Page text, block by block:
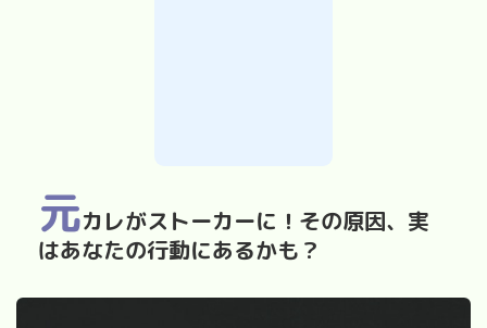
元カレがストーカーに！その原因、実
はあなたの行動にあるかも？